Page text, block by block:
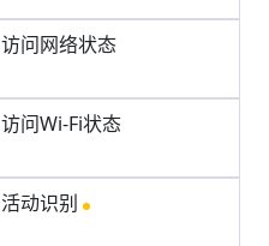
访问网络状态
访问Wi-Fi状态
活动识别